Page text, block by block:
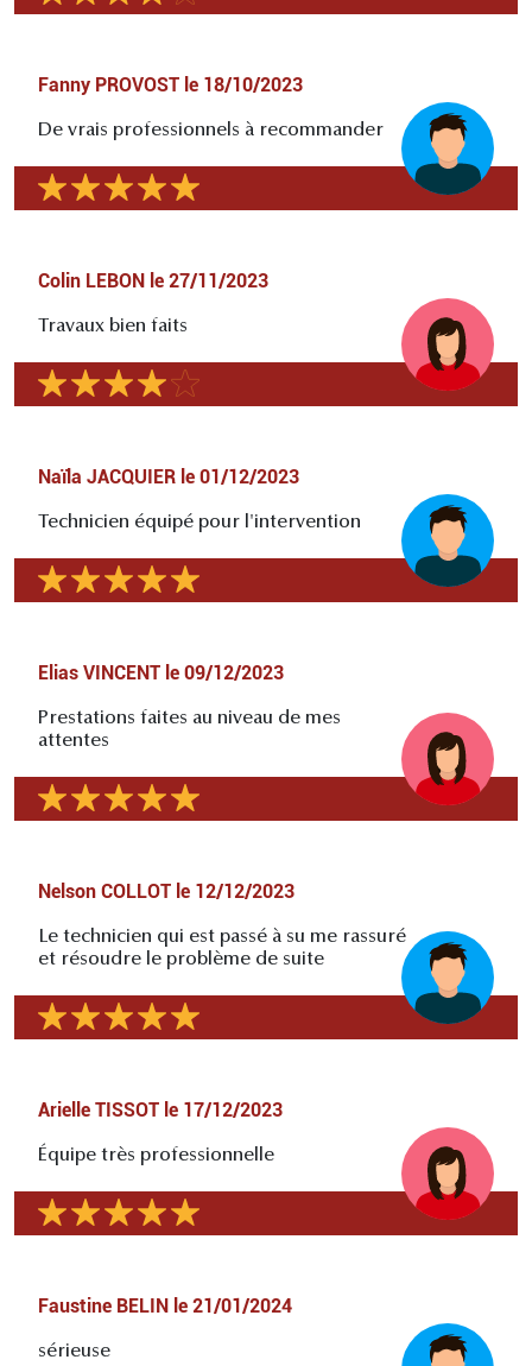
Fanny PROVOST le 18/10/2023
De vrais professionnels à recommander
Colin LEBON le 27/11/2023
Travaux bien faits
Naïla JACQUIER le 01/12/2023
Technicien équipé pour l'intervention
Elias VINCENT le 09/12/2023
Prestations faites au niveau de mes
attentes
Nelson COLLOT le 12/12/2023
Le technicien qui est passé à su me rassuré
et résoudre le problème de suite
Arielle TISSOT le 17/12/2023
Équipe très professionnelle
Faustine BELIN le 21/01/2024
sérieuse